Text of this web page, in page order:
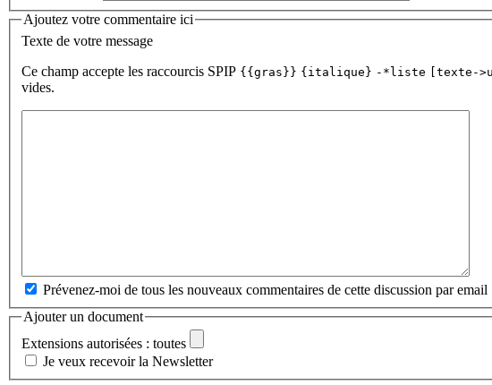
Ajoutez votre commentaire ici
Texte de votre message
Ce champ accepte les raccourcis SPIP {{gras}} {italique} -*liste [texte-
vides.
Prévenez-moi de tous les nouveaux commentaires de cette discussion par email
Ajouter un document
Extensions autorisées : toutes
Je veux recevoir la Newsletter